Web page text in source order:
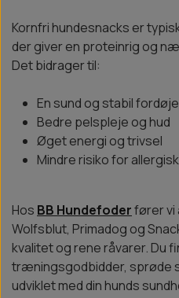
Kornfri hundesnacks er
der giver en proteinrig og
Det bidrager til:
En sund og stabil
Bedre pelspleje og hud
Øget energi og trivsel
Mindre risiko for
Hos BB Hundefoderfører vi
Wolfsblut, Primadog og
kvalitet og rene råvarer. Du
træningsgodbidder, sprøde
udviklet med din hunds